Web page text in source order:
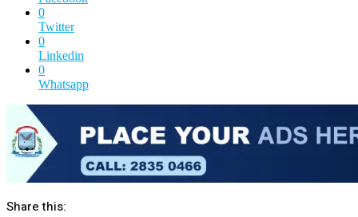
0
Twitter
0
Linkedin
0
Whatsapp
Share this: